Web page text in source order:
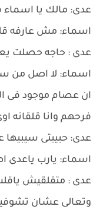
عدى: مالك يا اسماء
اسماء: مش عارفه
عدى : حاجه حصلت
اسماء: لا اصل من
ان عصام موجود فى
فرحهم وانا قلقانه
عدى: حبيبتى سيبيها
اسماء: يارب ياعدى
عدى : متقلقيش ياقلب
وتعالى عشان